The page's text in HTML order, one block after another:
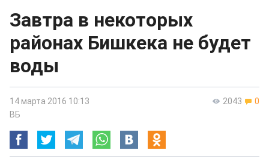
Завтра в некоторых
районах Бишкека не будет
воды
2043 0
14 марта 2016 10:13
ВБ